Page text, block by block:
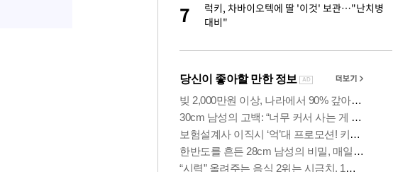
7
럭키, 차바이오텍에 딸 '이것' 보관…"난치병
대비"